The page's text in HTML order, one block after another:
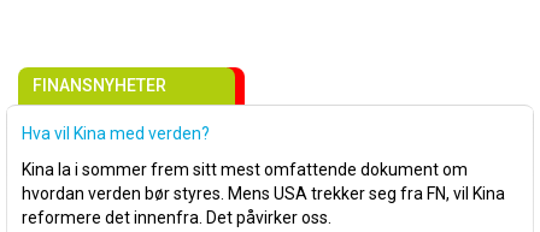
FINANSNYHETER
Hva vil Kina med verden?
Kina la i sommer frem sitt mest omfattende dokument om
hvordan verden bør styres. Mens USA trekker seg fra FN, vil Kina
reformere det innenfra. Det påvirker oss.